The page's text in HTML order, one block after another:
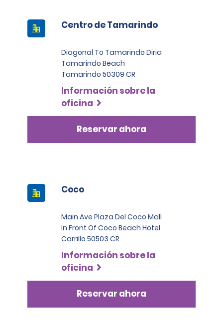
Centro de Tamarindo
Diagonal To Tamarindo Diria
Tamarindo Beach
Tamarindo 50309 CR
Información sobre la
oficina
Reservar ahora
Coco
Main Ave Plaza Del Coco Mall
In Front Of Coco Beach Hotel
Carrillo 50503 CR
Información sobre la
oficina
Reservar ahora